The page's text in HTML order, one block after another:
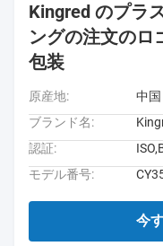
Kingred のプラ
ングの注文のロ
包装
原産地:
中国
ブランド名:
認証:
モデル番号:
今